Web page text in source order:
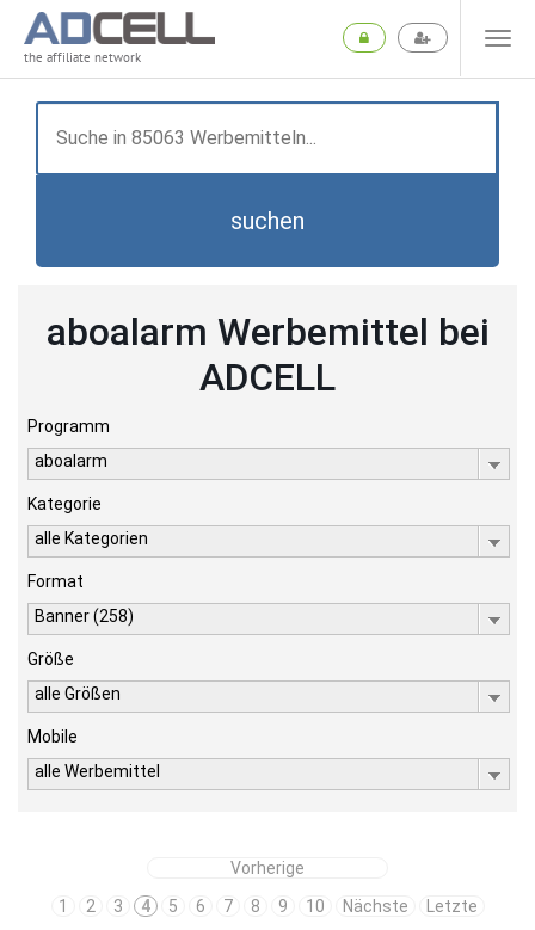
the affiliate network
suchen
aboalarm Werbemittel bei
ADCELL
Programm
aboalarm
Kategorie
alle Kategorien
Format
Banner (258)
Größe
alle Größen
Mobile
alle Werbemittel
Vorherige
1
2 3 4 5 6 7 8 9 10 Nächste Letzte